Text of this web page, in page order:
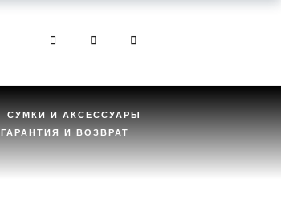
СУМКИ И АКСЕССУАРЫ
ГАРАНТИЯ И ВОЗВРАТ